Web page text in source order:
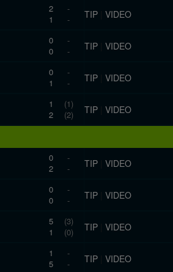
2
1
-
-
TIP VIDEO
0
0
-
-
TIP VIDEO
0
1
-
-
TIP VIDEO
1
2
(1)
(2)
TIP VIDEO
0
2
-
-
TIP VIDEO
0
0
-
-
TIP VIDEO
5
1
(3)
(0)
TIP VIDEO
1
5
-
-
TIP VIDEO